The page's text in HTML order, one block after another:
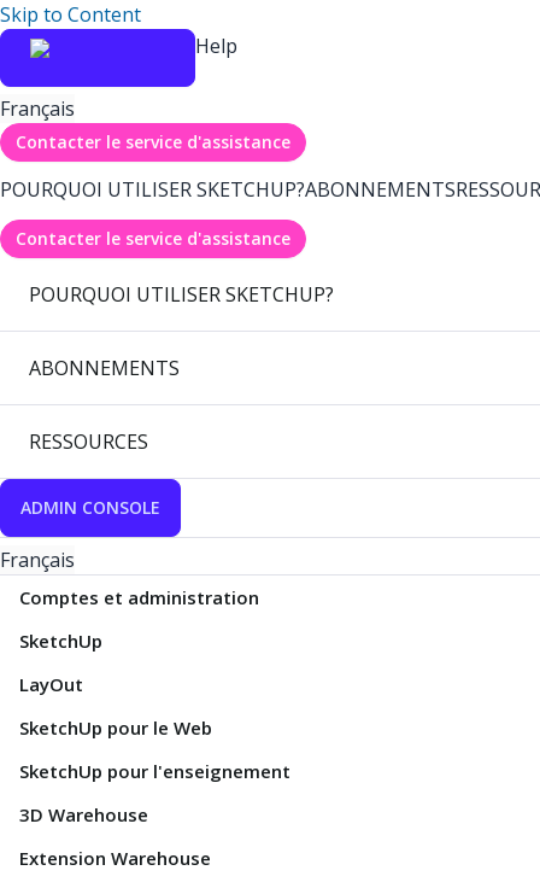
Skip to Content
Help
Français
Contacter le service d'assistance
POURQUOI UTILISER SKETCHUP?ABONNEMENTS
Contacter le service d'assistance
POURQUOI UTILISER SKETCHUP?
ABONNEMENTS
RESSOURCES
ADMIN CONSOLE
Français
Comptes et administration
SketchUp
LayOut
SketchUp pour le Web
SketchUp pour l'enseignement
3D Warehouse
Extension Warehouse